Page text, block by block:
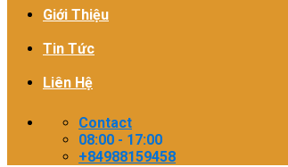
Giới Thiệu
Tin Tức
Liên Hệ
Contact
08:00 - 17:00
+84988159458